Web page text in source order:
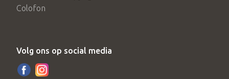
gebaseerd op een verblijf in een Lifestyle kamer. Overige
Colofon
Volg ons op social media